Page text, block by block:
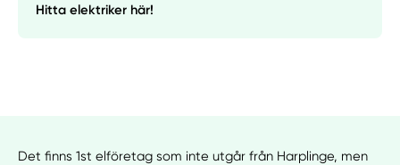
Hitta elektriker här!
Det finns 1st elföretag som inte utgår från Harplinge, men